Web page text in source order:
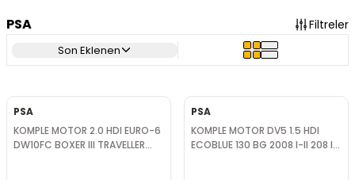
PSA Filtreler
Son Eklenen
PSA
KOMPLE MOTOR 2.0 HDI EURO-6
DW10FC BOXER III TRAVELLER
PSA
KOMPLE MOTOR DV5 1.5 HDI
ECOBLUE 130 BG 2008 I-II 208 I-